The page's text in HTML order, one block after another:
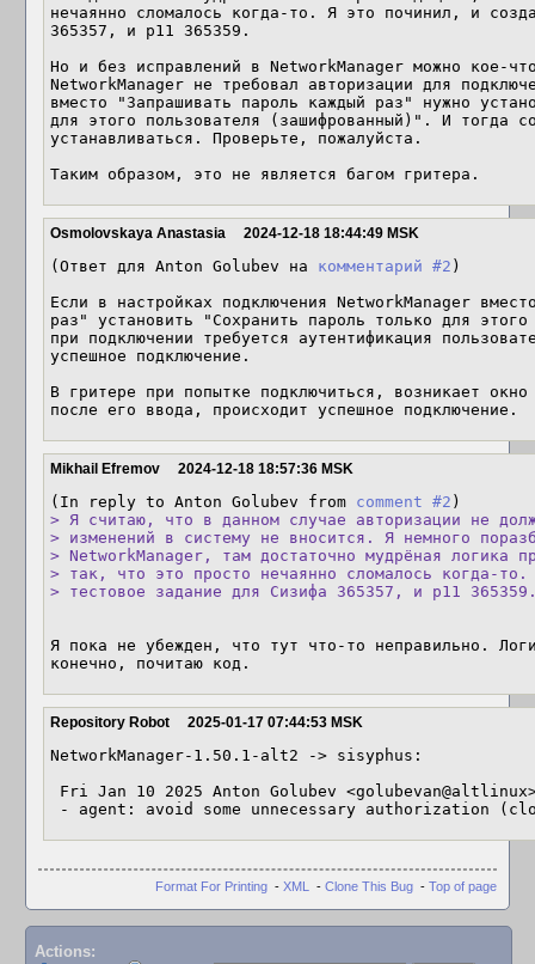
нечаянно сломалось когда-то. Я это починил, и
365357, и p11 365359.
Но и без исправлений в NetworkManager можно кое-
NetworkManager не требовал авторизации для
вместо "Запрашивать пароль каждый раз" нужно
для этого пользователя (зашифрованный)". И тогда
устанавливаться. Проверьте, пожалуйста.
Таким образом, это не является багом гритера.
Osmolovskaya Anastasia 2024-12-18 18:44:49 MSK
(Ответ для Anton Golubev на комментарий #2 )
Если в настройках подключения NetworkManager
раз" установить "Сохранить пароль только для
при подключении требуется аутентификация
успешное подключение.
В гритере при попытке подключиться, возникает
после его ввода, происходит успешное подключение.
Mikhail Efremov 2024-12-18 18:57:36 MSK
(In reply to Anton Golubev from comment #2
> Я считаю, что в данном случае авторизации не
> изменений в систему не вносится. Я немного
> NetworkManager, там достаточно мудрёная логика
> так, что это просто нечаянно сломалось когда-
> тестовое задание для Сизифа 365357, и p11
Я пока не убежден, что тут что-то неправильно.
конечно, почитаю код.
Repository Robot 2025-01-17 07:44:53 MSK
NetworkManager-1.50.1-alt2 -> sisyphus:
- agent: avoid some unnecessary authorization
Format For Printing - XML - Clone This Bug - Top of page
Actions: